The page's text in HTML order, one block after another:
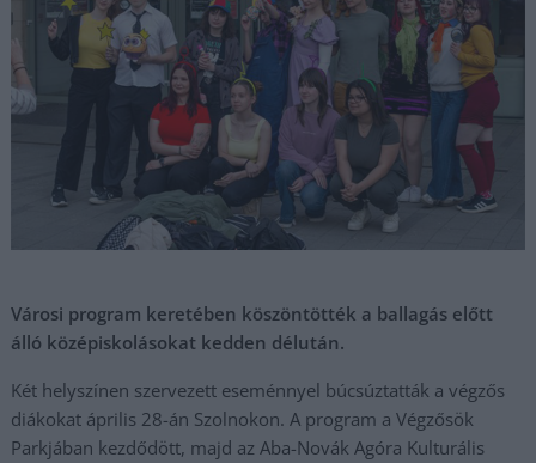
Városi program keretében köszöntötték a ballagás előtt
álló középiskolásokat kedden délután.
Két helyszínen szervezett eseménnyel búcsúztatták a végzős
diákokat április 28-án Szolnokon. A program a Végzősök
Parkjában kezdődött, majd az Aba-Novák Agóra Kulturális